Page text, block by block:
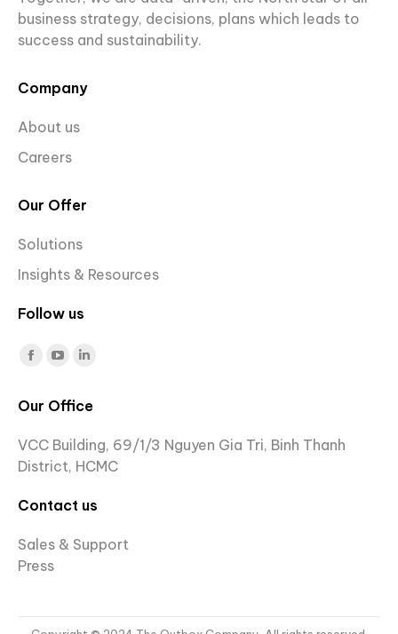
business strategy, decisions, plans which leads to
success and sustainability.
Company
About us
Careers
Our Offer
Solutions
Insights & Resources
Follow us
Find us on:
Facebook
opens
new
YouTube
opens
new
Linkedin
opens
in
new
Our Office
VCC Building, 69/1/3 Nguyen Gia Tri, Binh Thanh
District, HCMC
Contact us
Sales & Support
Press